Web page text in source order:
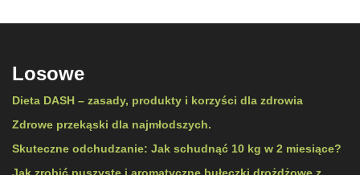
Losowe
Dieta DASH – zasady, produkty i korzyści dla zdrowia
Zdrowe przekąski dla najmłodszych.
Skuteczne odchudzanie: Jak schudnąć 10 kg w 2 miesiące?